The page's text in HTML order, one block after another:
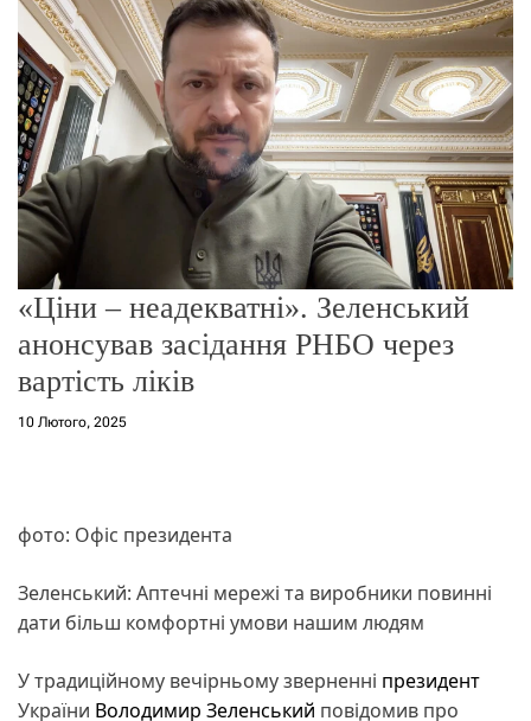
о
р
е
ж
и
м
у
«Ціни – неадекватні». Зеленський
анонсував засідання РНБО через
вартість ліків
10 Лютого, 2025
фото: Офіс президента
Зеленський: Аптечні мережі та виробники повинні
дати більш комфортні умови нашим людям
У традиційному вечірньому зверненні президент
України Володимир Зеленський повідомив про